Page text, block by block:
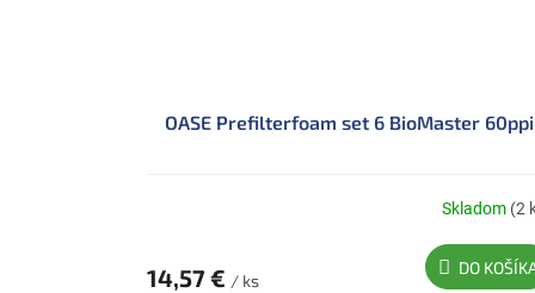
OASE Prefilterfoam set 6 BioMaster 60ppi
Skladom (2
14,57 € / ks
DO